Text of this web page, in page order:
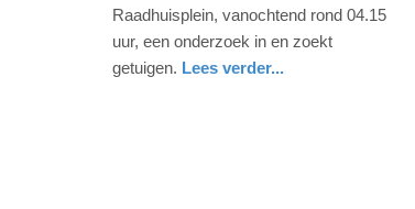
Update:
Raadhuisplein, vanochtend rond 04.15
uur, een onderzoek in en zoekt
getuigen. Lees verder...